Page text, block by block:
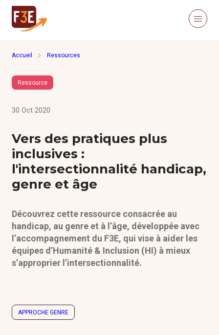
Aller au contenu principal
Menu
Recherche sur le site
Ressources
Je m’informe
Méthodologies
Formations
Communautés de pratique
Évènements
Accueil Ressources
Ressource
30 Oct 2020
Vers des pratiques plus
inclusives :
l'intersectionnalité handicap,
genre et âge
Découvrez cette ressource consacrée au
handicap, au genre et à l’âge, développée avec
l’accompagnement du F3E, qui vise à aider les
équipes d’Humanité & Inclusion (HI) à mieux
s’approprier l’intersectionnalité.
APPROCHE GENRE
Panneau de gestion des cookies